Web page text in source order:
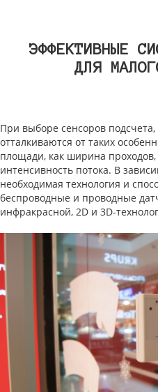
ЭФФЕКТИВНЫЕ
ДЛЯ
При выборе сенсоров
отталкиваются от таких
площади, как ширина проходов,
интенсивность потока. В
необходимая технология и
беспроводные и проводные
инфракрасной, 2D и 3D-